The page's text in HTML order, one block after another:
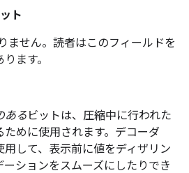
ト
ません。読者はこのフィールドを
ます。
ある ビットは、圧縮中に行われた
ために使用されます。デコーダ
用して、表示前に値をディザリン
ーションをスムーズにしたりでき